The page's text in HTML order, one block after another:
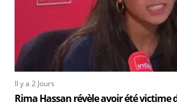
Il y a 2 Jours
Rima Hassan révèle avoir été victime